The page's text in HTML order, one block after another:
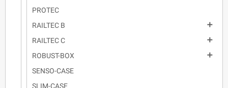
PROTEC
RAILTEC B

RAILTEC C

ROBUST-BOX

SENSO-CASE
SLIM-CASE